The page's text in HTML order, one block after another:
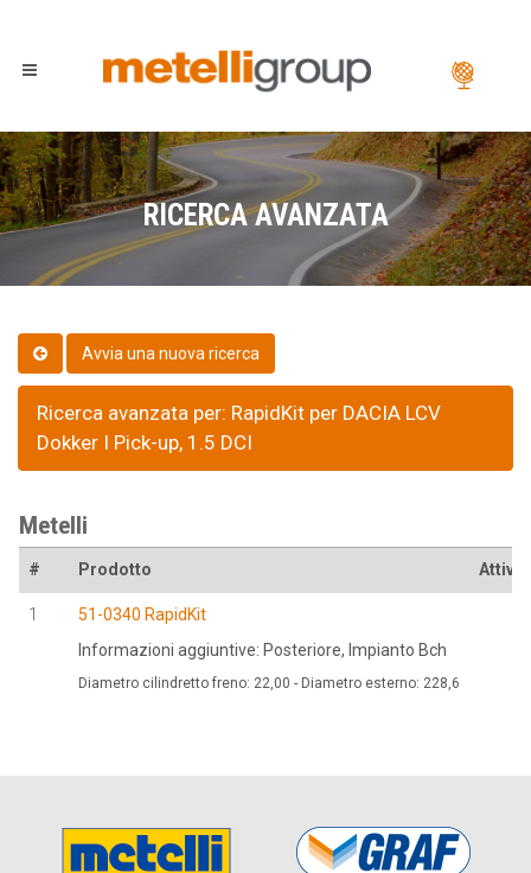
RICERCA AVANZATA
Ricerca avanzata per: RapidKit per DACIA LCV
Dokker I Pick-up, 1.5 DCI
Metelli
# Prodotto Attivo
1
51-0340 RapidKit
Informazioni aggiuntive: Posteriore, Impianto Bch
Diametro cilindretto freno: 22,00 - Diametro esterno: 228,6